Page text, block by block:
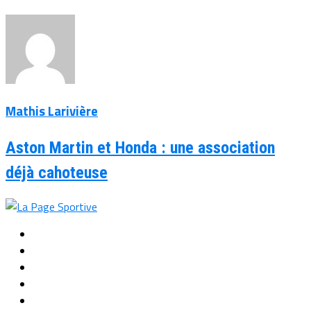
Mathis Larivière
Aston Martin et Honda : une association
déjà cahoteuse